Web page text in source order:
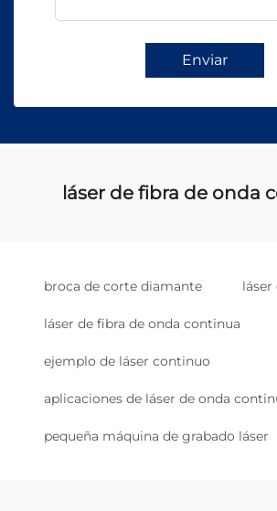
Enviar
láser de fibra de onda
broca de corte diamante
láser de fibra de onda continua
ejemplo de láser continuo
aplicaciones de láser de onda
pequeña máquina de grabado láser